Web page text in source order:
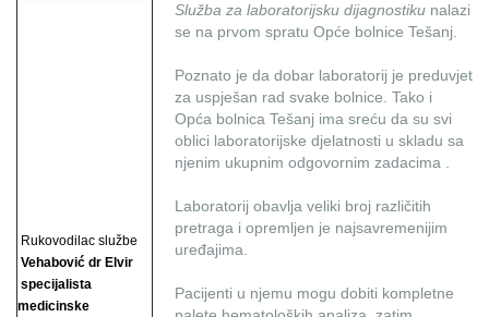
Rukovodilac službe
Vehabović dr Elvir
specijalista
medicinske
Služba za laboratorijsku dijagnostiku nalazi
se na prvom spratu Opće bolnice Tešanj.
Poznato je da dobar laboratorij je preduvjet
za uspješan rad svake bolnice. Tako i
Opća bolnica Tešanj ima sreću da su svi
oblici laboratorijske djelatnosti u skladu sa
njenim ukupnim odgovornim zadacima .
Laboratorij obavlja veliki broj različitih
pretraga i opremljen je najsavremenijim
uređajima.
Pacijenti u njemu mogu dobiti kompletne